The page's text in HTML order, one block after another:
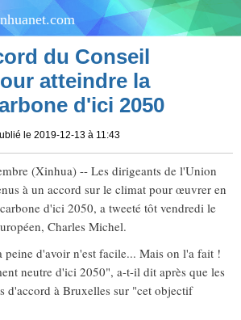
du Conseil
atteindre la
d'ici 2050
le 2019-12-13 à 11:43
(Xinhua) -- Les dirigeants de l'Union
à un accord sur le climat pour œuvrer en
d'ici 2050, a tweeté tôt vendredi le
Charles Michel.
peine d'avoir n'est facile... Mais on l'a fait !
neutre d'ici 2050", a-t-il dit après que les
d'accord à Bruxelles sur "cet objectif